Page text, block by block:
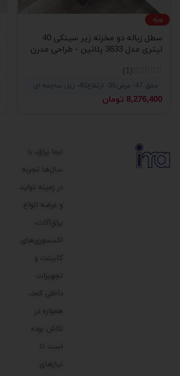
ویژه
سطل زباله دو مخزنه زیر سینکی 40
لیتری مدل 3633 پلاتین - طراحی مدرن
(1)
عمق 47- عرض35- ارتفاع40- ریل ساچمه ای
8,276,400 تومان
ایما یراق، با
سال‌ها تجربه
در زمینه تولید
و عرضه انواع
یراق‌آلات،
اکسسوری‌های
کابینت و
تجهیزات
داخلی کمد،
همواره در
تلاش بوده
است تا
نیازهای